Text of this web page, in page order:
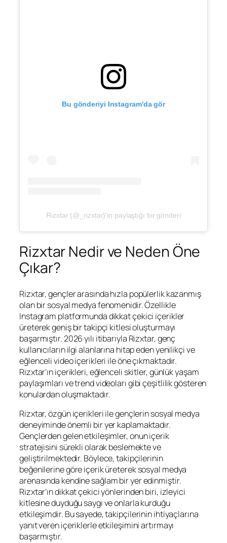
Bu gönderiyi Instagram'da gör
Rizxtar (@_rizxtar)'in paylaştığı bir gönderi
Rizxtar Nedir ve Neden Öne
Çıkar?
Rizxtar, gençler arasında hızla popülerlik kazanmış
olan bir sosyal medya fenomenidir. Özellikle
Instagram platformunda dikkat çekici içerikler
üreterek geniş bir takipçi kitlesi oluşturmayı
başarmıştır. 2026 yılı itibarıyla Rizxtar, genç
kullanıcıların ilgi alanlarına hitap eden yenilikçi ve
eğlenceli video içerikleri ile öne çıkmaktadır.
Rizxtar’ın içerikleri, eğlenceli skitler, günlük yaşam
paylaşımları ve trend videoları gibi çeşitlilik gösteren
konulardan oluşmaktadır.
Rizxtar, özgün içerikleri ile gençlerin sosyal medya
deneyiminde önemli bir yer kaplamaktadır.
Gençlerden gelen etkileşimler, onun içerik
stratejisini sürekli olarak beslemekte ve
geliştirilmektedir. Böylece, takipçilerinin
beğenilerine göre içerik üreterek sosyal medya
arenasında kendine sağlam bir yer edinmiştir.
Rizxtar’ın dikkat çekici yönlerinden biri, izleyici
kitlesine duyduğu saygı ve onlarla kurduğu
etkileşimdir. Bu sayede, takipçilerinin ihtiyaçlarına
yanıt veren içeriklerle etkileşimini artırmayı
başarmıştır.